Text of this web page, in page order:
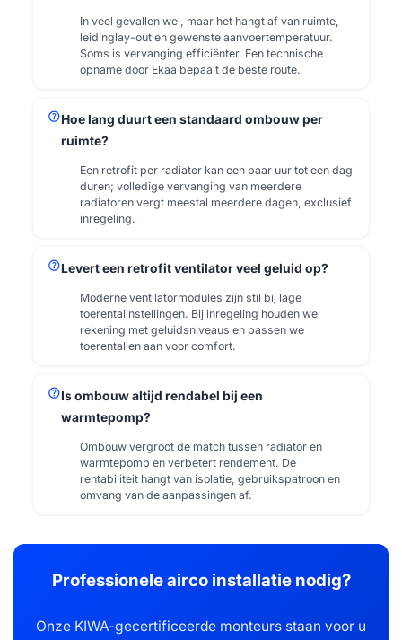
In veel gevallen wel, maar het hangt af van ruimte,
leidinglay-out en gewenste aanvoertemperatuur.
Soms is vervanging efficiënter. Een technische
opname door Ekaa bepaalt de beste route.
helpHoe lang duurt een standaard ombouw per
ruimte?
Een retrofit per radiator kan een paar uur tot een dag
duren; volledige vervanging van meerdere
radiatoren vergt meestal meerdere dagen, exclusief
inregeling.
helpLevert een retrofit ventilator veel geluid op?
Moderne ventilatormodules zijn stil bij lage
toerentalinstellingen. Bij inregeling houden we
rekening met geluidsniveaus en passen we
toerentallen aan voor comfort.
helpIs ombouw altijd rendabel bij een
warmtepomp?
Ombouw vergroot de match tussen radiator en
warmtepomp en verbetert rendement. De
rentabiliteit hangt van isolatie, gebruikspatroon en
omvang van de aanpassingen af.
Professionele airco installatie nodig?
Onze KIWA-gecertificeerde monteurs staan voor u